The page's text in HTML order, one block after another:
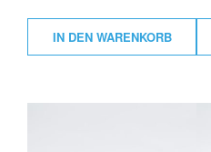
IN DEN WARENKORB